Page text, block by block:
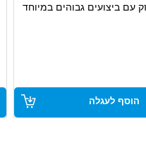
עם ביצועים גבוהים במיוחד
גבוהה
הבטיחות המקסימליות
הוסף לעגלה